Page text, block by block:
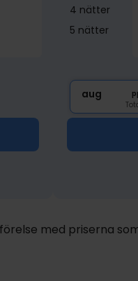
4 nätter
5 nätter
aug
med priserna